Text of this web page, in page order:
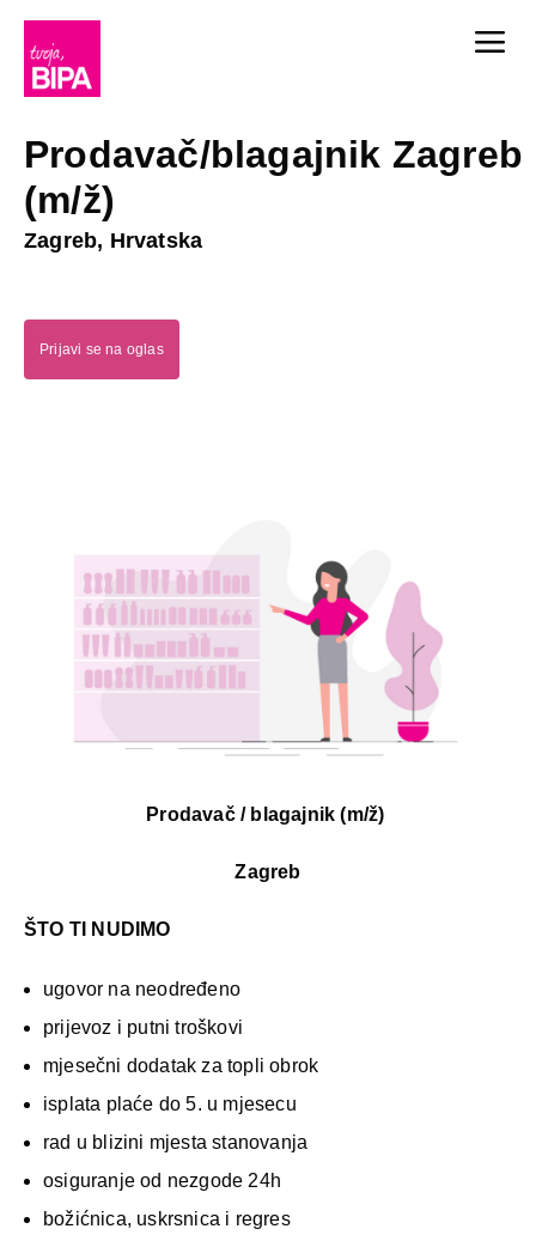
Prodavač/blagajnik Zagreb
(m/ž)
Zagreb, Hrvatska
Prijavi se na oglas
Prodavač / blagajnik (m/ž)
Zagreb
ŠTO TI NUDIMO
ugovor na neodređeno
prijevoz i putni troškovi
mjesečni dodatak za topli obrok
isplata plaće do 5. u mjesecu
rad u blizini mjesta stanovanja
osiguranje od nezgode 24h
božićnica, uskrsnica i regres